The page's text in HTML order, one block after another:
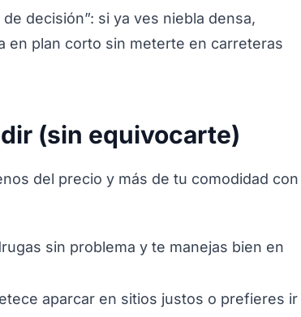
decisión”: si ya ves niebla densa,
en plan corto sin meterte en carreteras
(sin equivocarte)
del precio y más de tu comodidad con
sin problema y te manejas bien en
aparcar en sitios justos o prefieres ir